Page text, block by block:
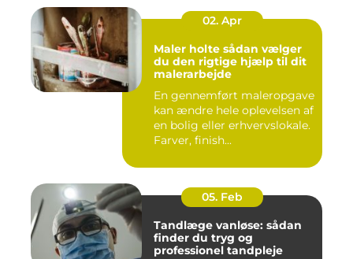
02. Apr
Maler holte sådan vælger
du den rigtige hjælp til dit
malerarbejde
En gennemført maleropgave
kan ændre hele oplevelsen af
en bolig eller erhvervslokale.
Farver, finish...
05. Feb
Tandlæge vanløse: sådan
finder du tryg og
professionel tandpleje